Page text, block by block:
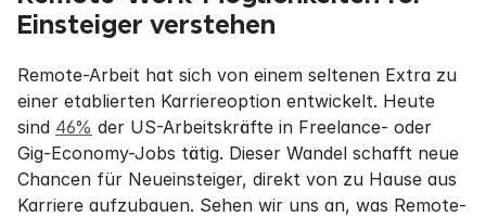
Einsteiger verstehen
Remote-Arbeit hat sich von einem seltenen Extra zu
einer etablierten Karriereoption entwickelt. Heute
sind 46% der US-Arbeitskräfte in Freelance- oder
Gig-Economy-Jobs tätig. Dieser Wandel schafft neue
Chancen für Neueinsteiger, direkt von zu Hause aus
Karriere aufzubauen. Sehen wir uns an, was Remote-